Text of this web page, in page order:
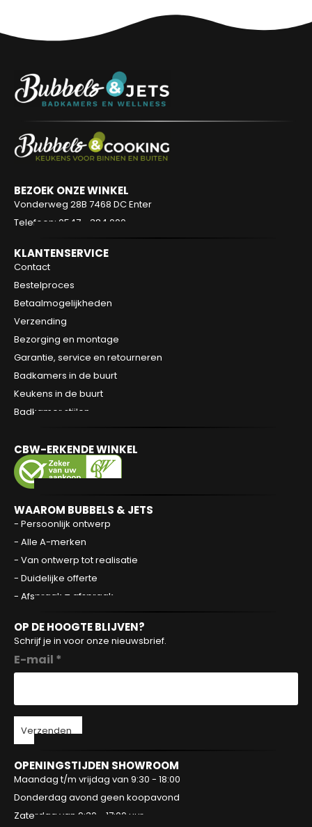
BEZOEK ONZE WINKEL
Vonderweg 28B 7468 DC Enter
Telefoon: 0547 - 384 000
KLANTENSERVICE
Contact
Bestelproces
Betaalmogelijkheden
Verzending
Bezorging en montage
Garantie, service en retourneren
Badkamers in de buurt
Keukens in de buurt
Badkamer stijlen
CBW-ERKENDE WINKEL
WAAROM BUBBELS & JETS
- Persoonlijk ontwerp
- Alle A-merken
- Van ontwerp tot realisatie
- Duidelijke offerte
- Afspraak = afspraak
OP DE HOOGTE BLIJVEN?
Schrijf je in voor onze nieuwsbrief.
E-mail *
Verzenden
OPENINGSTIJDEN SHOWROOM
Maandag t/m vrijdag van 9:30 - 18:00
Donderdag avond geen koopavond
Zaterdag van 9:30 - 17:00 uur